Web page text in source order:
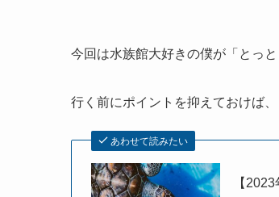
今回は水族館大好きの僕が「とっ
行く前にポイントを抑えておけば
あわせて読みたい
【